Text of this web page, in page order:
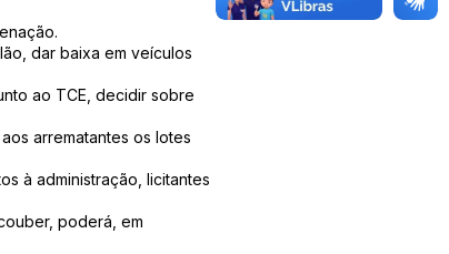
dar baixa em veículos
ao TCE, decidir sobre
arrematantes os lotes
à administração, licitantes
poderá, em